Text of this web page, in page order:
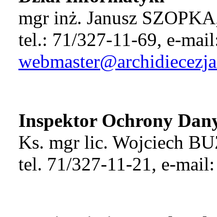
mgr inż. Janusz
tel.: 71/327-11-69, e-
Inspektor Ochrony
Ks. mgr lic. Wojciech
tel. 71/327-11-21, e-